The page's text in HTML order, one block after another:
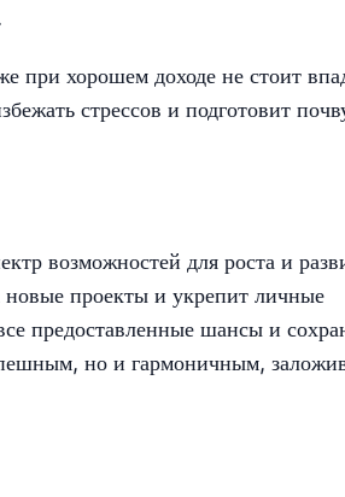
при хорошем доходе не стоит
стрессов и подготовит
возможностей для роста и
новые проекты и укрепит личные
предоставленные шансы и
но и гармоничным,